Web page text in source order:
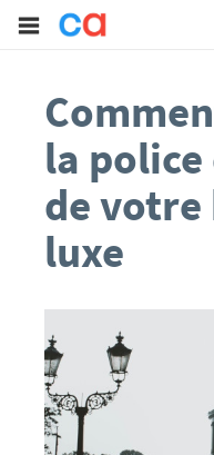
la
de votre
luxe